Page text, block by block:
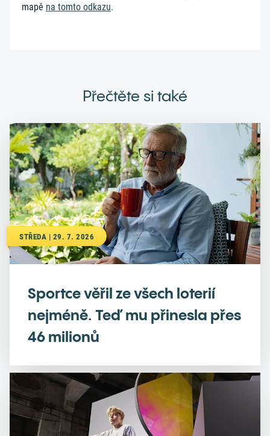
mapě na tomto odkazu.
Přečtěte si také
STŘEDA | 29. 7. 2026
Sportce věřil ze všech loterií
nejméně. Teď mu přinesla přes
46 milionů